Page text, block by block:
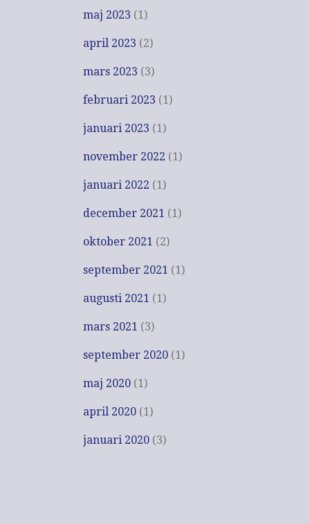
maj 2023 (1)
april 2023 (2)
mars 2023 (3)
februari 2023 (1)
januari 2023 (1)
november 2022 (1)
januari 2022 (1)
december 2021 (1)
oktober 2021 (2)
september 2021 (1)
augusti 2021 (1)
mars 2021 (3)
september 2020 (1)
maj 2020 (1)
april 2020 (1)
januari 2020 (3)